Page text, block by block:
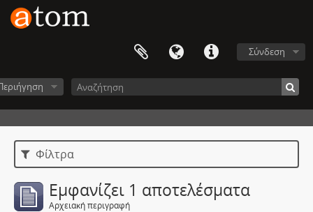
Σύνδεση
Φίλτρα
Εμφανίζει 1 αποτελέσματα
Αρχειακή περιγραφή